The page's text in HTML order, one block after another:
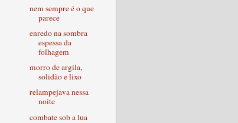
nem sempre é o que
parece
enredo na sombra
espessa da
folhagem
morro de argila,
solidão e lixo
relampejava nessa
noite
combate sob a lua